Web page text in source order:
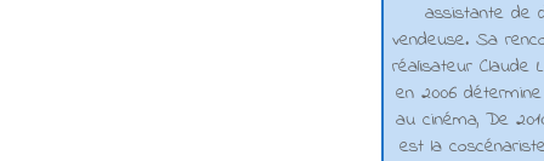
assistante de
vendeuse. Sa
réalisateur Claude
en 2006
au cinéma, De
est la